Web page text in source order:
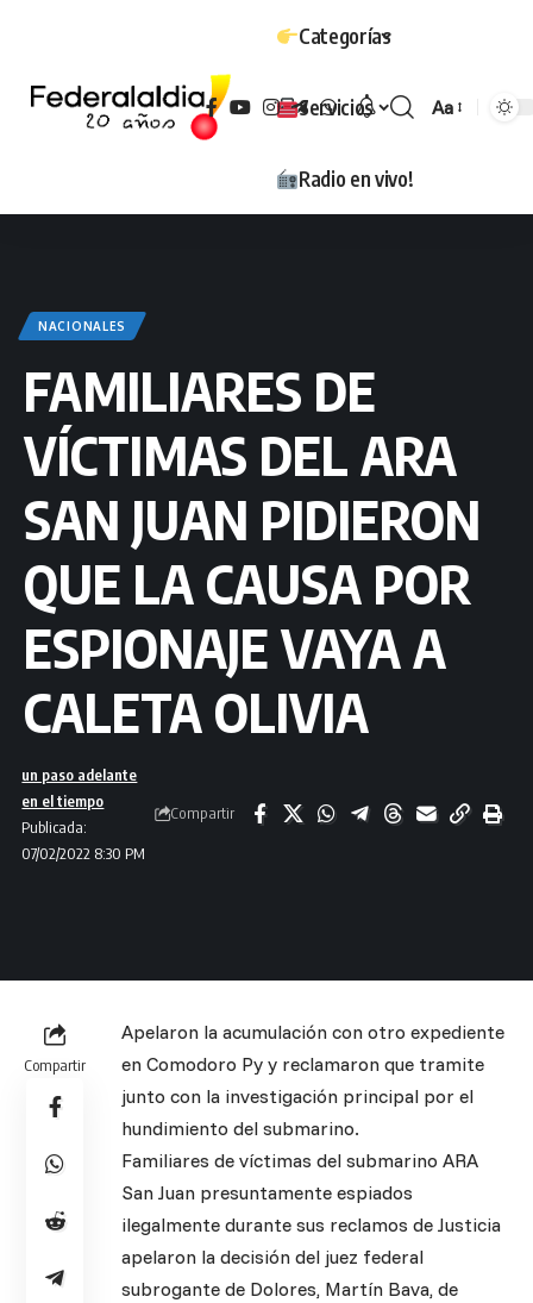
Categorías
Servicios
Radio en vivo!
Tamaño
Aa
NACIONALES
FAMILIARES DE
VÍCTIMAS DEL ARA
SAN JUAN PIDIERON
QUE LA CAUSA POR
ESPIONAJE VAYA A
CALETA OLIVIA
Publicada:
07/02/2022 8:30 PM
un paso adelante
en el tiempo
Compartir
Compartir
Apelaron la acumulación con otro expediente
en Comodoro Py y reclamaron que tramite
junto con la investigación principal por el
hundimiento del submarino.
Familiares de víctimas del submarino ARA
San Juan presuntamente espiados
ilegalmente durante sus reclamos de Justicia
apelaron la decisión del juez federal
subrogante de Dolores, Martín Bava, de